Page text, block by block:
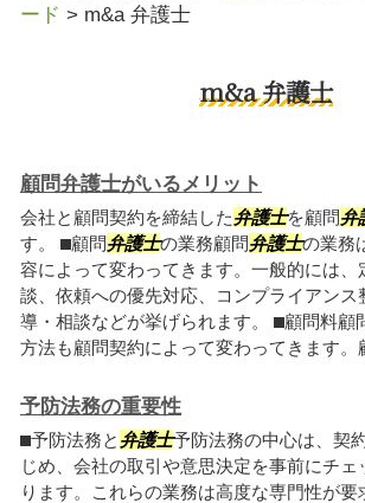
ード > m&a 弁護士
m&a 弁護士
顧問弁護士がいるメリット
会社と顧問契約を締結した弁護士を顧問弁
す。 ⬛︎顧問弁護士の業務顧問弁護士の業務
容によって変わってきます。一般的には、
談、依頼への優先対応、コンプライアンス
導・相談などが挙げられます。 ⬛︎顧問料顧
方法も顧問契約によって変わってきます。
予防法務の重要性
⬛︎予防法務と 弁護士予防法務の中心は、契
じめ、会社の取引や意思決定を事前にチェ
ります。これらの業務は高度な専門性が要